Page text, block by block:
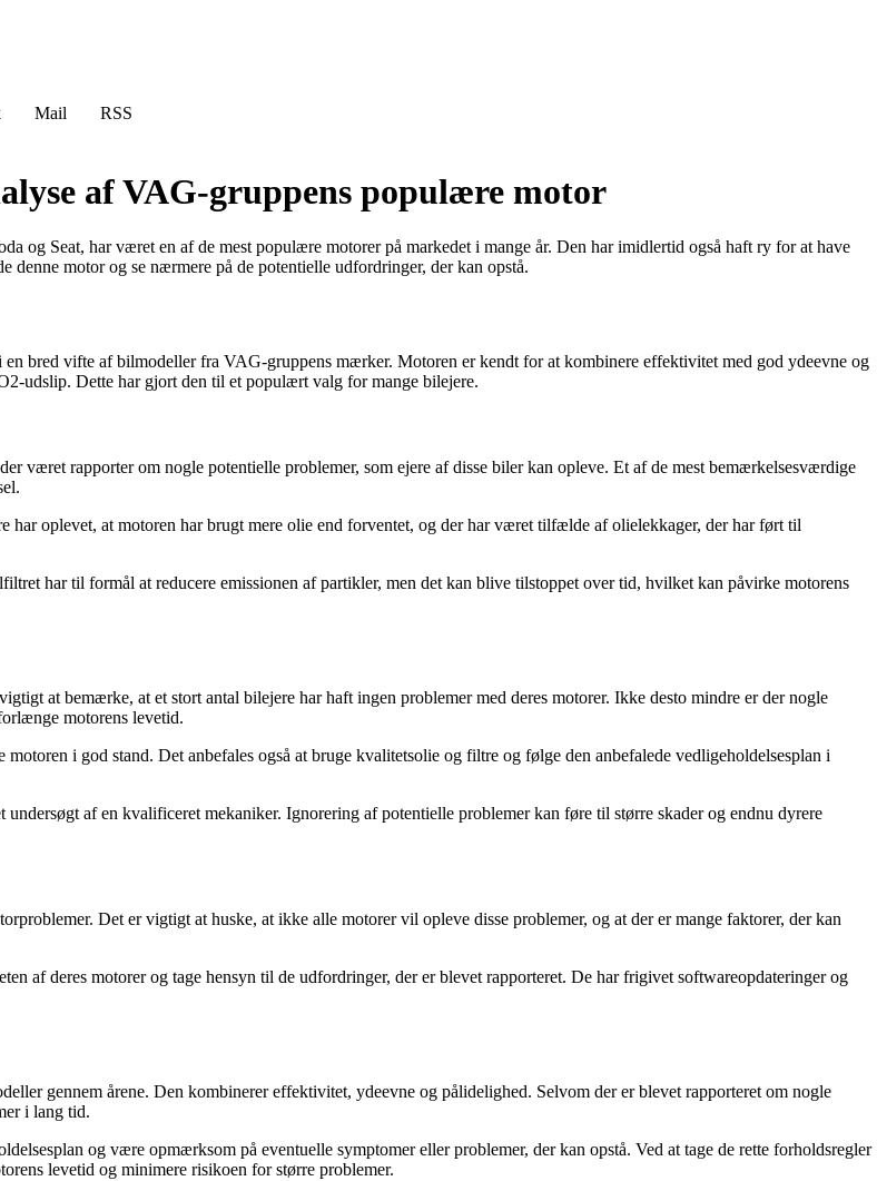
Mail
RSS
af VAG-gruppens populære motor
og Seat, har været en af de mest populære motorer på markedet i mange år. Den har imidlertid også haft ry for at have
motor og se nærmere på de potentielle udfordringer, der kan opstå.
bred vifte af bilmodeller fra VAG-gruppens mærker. Motoren er kendt for at kombinere effektivitet med god ydeevne og
udslip. Dette har gjort den til et populært valg for mange bilejere.
været rapporter om nogle potentielle problemer, som ejere af disse biler kan opleve. Et af de mest bemærkelsesværdige
oplevet, at motoren har brugt mere olie end forventet, og der har været tilfælde af olielekkager, der har ført til
har til formål at reducere emissionen af partikler, men det kan blive tilstoppet over tid, hvilket kan påvirke motorens
at bemærke, at et stort antal bilejere har haft ingen problemer med deres motorer. Ikke desto mindre er der nogle
motorens levetid.
i god stand. Det anbefales også at bruge kvalitetsolie og filtre og følge den anbefalede vedligeholdelsesplan i
af en kvalificeret mekaniker. Ignorering af potentielle problemer kan føre til større skader og endnu dyrere
Det er vigtigt at huske, at ikke alle motorer vil opleve disse problemer, og at der er mange faktorer, der kan
af deres motorer og tage hensyn til de udfordringer, der er blevet rapporteret. De har frigivet softwareopdateringer og
gennem årene. Den kombinerer effektivitet, ydeevne og pålidelighed. Selvom der er blevet rapporteret om nogle
i lang tid.
og være opmærksom på eventuelle symptomer eller problemer, der kan opstå. Ved at tage de rette forholdsregler
levetid og minimere risikoen for større problemer.